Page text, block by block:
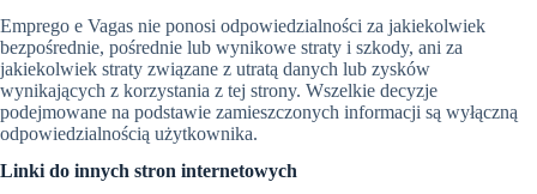
Emprego e Vagas nie ponosi odpowiedzialności za jakiekolwiek
bezpośrednie, pośrednie lub wynikowe straty i szkody, ani za
jakiekolwiek straty związane z utratą danych lub zysków
wynikających z korzystania z tej strony. Wszelkie decyzje
podejmowane na podstawie zamieszczonych informacji są wyłączną
odpowiedzialnością użytkownika.
Linki do innych stron internetowych